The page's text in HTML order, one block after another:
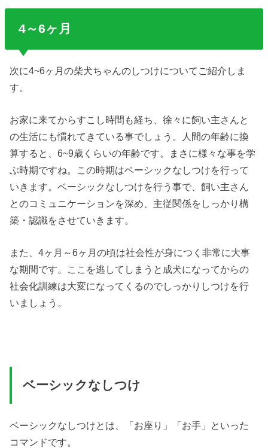
4～6ヶ月
次に4~6ヶ月の柴犬ちゃんのしつけについてご紹介しま
す。
お家に来てからすこし時間も経ち、徐々に飼い主さんと
の生活にも慣れてきている事でしょう。人間の年齢に換
算すると、6~9歳くらいの年齢です。まさに様々な事を学
ぶ時期ですね。この時期はベーシックなしつけを行って
いきます。ベーシックなしつけを行う事で、飼い主さん
とのコミュニケーションを深め、主従関係をしっかり構
築・認識をさせていきます。
また、4ヶ月～6ヶ月の頃は社会性が身につく非常に大事
な期間です。ここを逃してしまうと成犬になってからの
社会化訓練は大変になってくるのでしっかりしつけを行
いましょう。
ベーシックなしつけ
ベーシックなしつけとは、「お座り」「お手」といった
コマンドです。